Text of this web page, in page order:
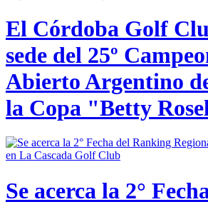
El Córdoba Golf
sede del 25º
Abierto Argentino
la Copa "Betty
Se acerca la 2°